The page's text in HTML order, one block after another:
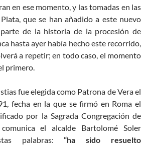
en ese momento, y las tomadas en las
que se han añadido a este nuevo
de la historia de la procesión de
hasta ayer había hecho este recorrido,
a repetir; en todo caso, el momento
primero.
fue elegida como Patrona de Vera el
fecha en la que se firmó en Roma el
por la Sagrada Congregación de
el alcalde Bartolomé Soler
palabras:“ha sido resuelto